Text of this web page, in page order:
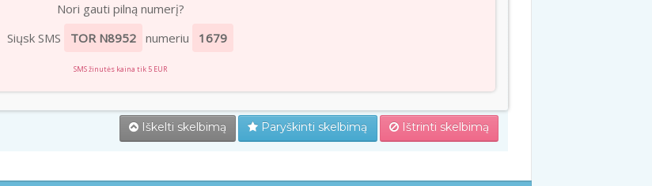
Nori gauti pilną numerį?
Siųsk SMS
TOR N8952 numeriu 1679
SMS žinutės kaina tik 5 EUR
Iškelti skelbimą Paryškinti skelbimą Ištrinti skelbimą